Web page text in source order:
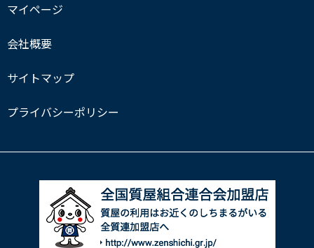
マイページ
会社概要
サイトマップ
プライバシーポリシー